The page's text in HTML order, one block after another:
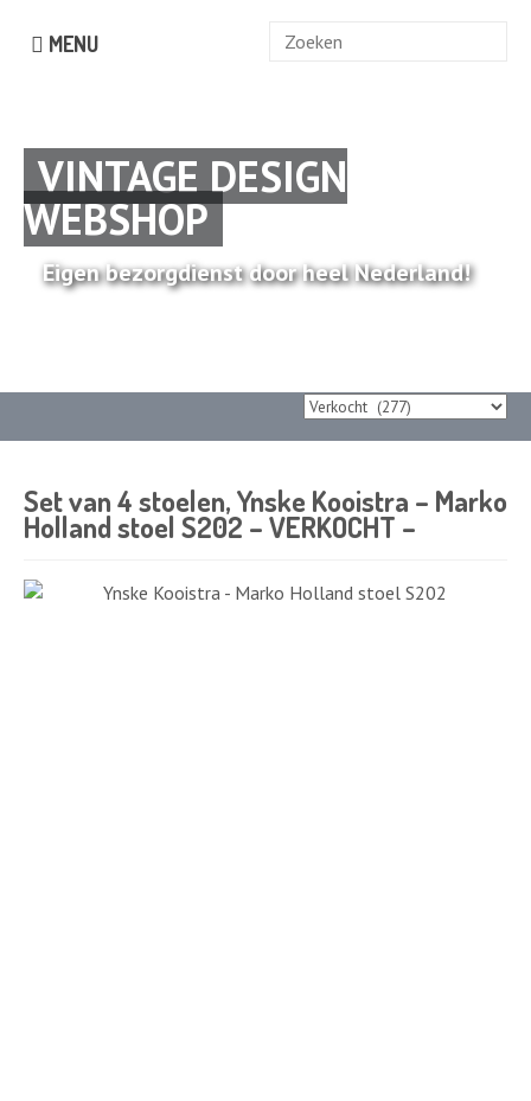
MENU
Zoek
VINTAGE DESIGN
WEBSHOP
Eigen bezorgdienst door heel Nederland!
Set van 4 stoelen, Ynske Kooistra – Marko
Holland stoel S202 – VERKOCHT –